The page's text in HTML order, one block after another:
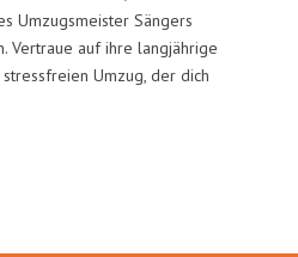
Umzugsmeister Sängers
Vertraue auf ihre langjährige
Umzug, der dich